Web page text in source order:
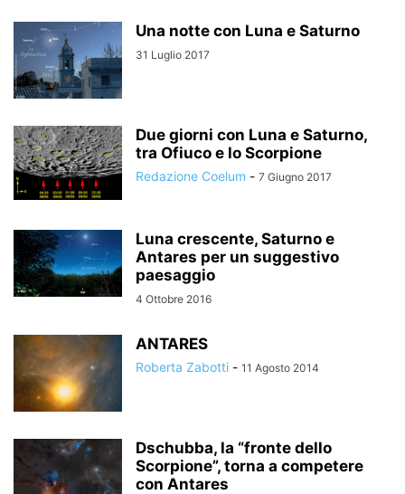
Una notte con Luna e Saturno
31 Luglio 2017
Due giorni con Luna e Saturno,
tra Ofiuco e lo Scorpione
Redazione Coelum - 7 Giugno 2017
Luna crescente, Saturno e
Antares per un suggestivo
paesaggio
4 Ottobre 2016
ANTARES
Roberta Zabotti - 11 Agosto 2014
Dschubba, la “fronte dello
Scorpione”, torna a competere
con Antares